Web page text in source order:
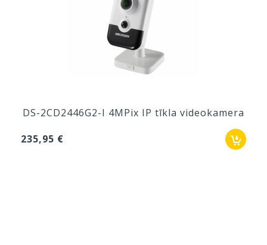
DS-2CD2446G2-I 4MPix IP tīkla videokamera
235,95 €